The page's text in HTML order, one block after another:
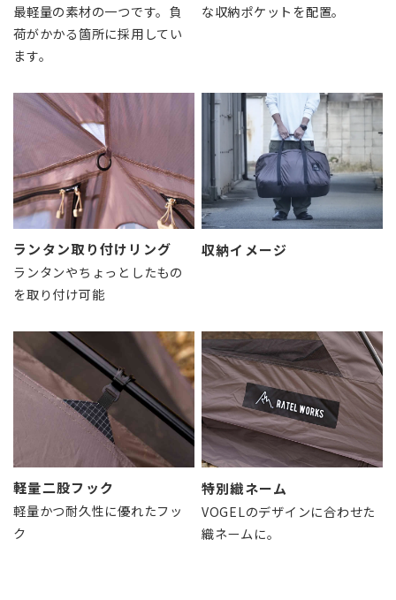
最軽量の素材の一つです。負
荷がかかる箇所に採用してい
ます。
な収納ポケットを配置。
ランタン取り付けリング
ランタンやちょっとしたもの
を取り付け可能
収納イメージ
軽量二股フック
軽量かつ耐久性に優れたフッ
ク
特別織ネーム
VOGELのデザインに合わせた
織ネームに。